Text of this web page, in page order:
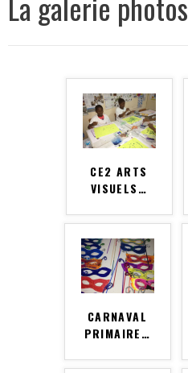
CE2 ARTS
VISUELS…
CARNAVAL
PRIMAIRE…